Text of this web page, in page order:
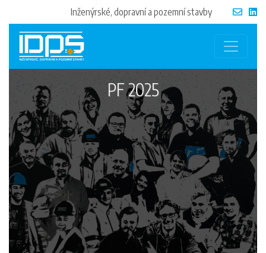
Inženýrské, dopravní a pozemní stavby
PF 2025